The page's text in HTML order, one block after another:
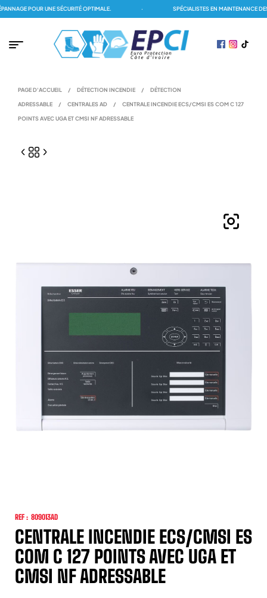
POUR UNE SÉCURITÉ OPTIMALE. SPÉCIALISTES EN MAINTENANCE DES
PAGE D'ACCUEIL / DÉTECTION INCENDIE / DÉTECTION
ADRESSABLE / CENTRALES AD / CENTRALE INCENDIE ECS/CMSI ES COM C 127
POINTS AVEC UGA ET CMSI NF ADRESSABLE
REF : 809013AD
CENTRALE INCENDIE ECS/CMSI ES
COM C 127 POINTS AVEC UGA ET
CMSI NF ADRESSABLE